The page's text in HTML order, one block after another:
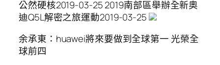
公然硬核2019-03-25 2019南部區舉辦全新奧
迪Q5L解密之旅運動2019-03-25
余承東：huawei將來要做到全球第一 光榮全
球前四